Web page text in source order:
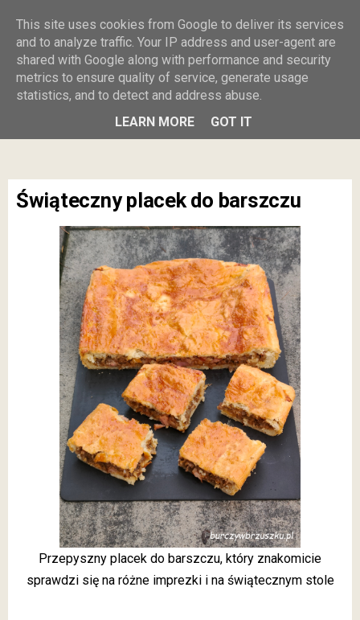
Burczy w
brzuszku
Świąteczny placek do barszczu
Przepyszny placek do barszczu, który znakomicie
sprawdzi się na różne imprezki i na świątecznym stole
This site uses cookies from Google to deliver its services
and to analyze traffic. Your IP address and user-agent are
shared with Google along with performance and security
metrics to ensure quality of service, generate usage
statistics, and to detect and address abuse.
LEARN MORE
GOT IT